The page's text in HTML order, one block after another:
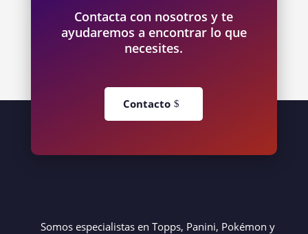
Contacta con nosotros y te
ayudaremos a encontrar lo que
necesites.
Contacto
Somos especialistas en Topps, Panini, Pokémon y